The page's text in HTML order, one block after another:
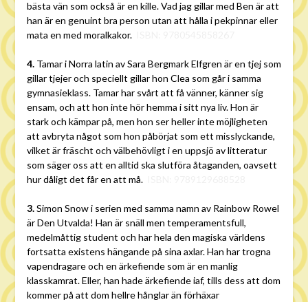
bästa vän som också är en kille. Vad jag gillar med Ben är att
han är en genuint bra person utan att hålla i pekpinnar eller
mata en med moralkakor.
4. Tamar i Norra latin av Sara Bergmark Elfgren är en tjej som
gillar tjejer och speciellt gillar hon Clea som går i samma
gymnasieklass. Tamar har svårt att få vänner, känner sig
ensam, och att hon inte hör hemma i sitt nya liv. Hon är
stark och kämpar på, men hon ser heller inte möjligheten
att avbryta något som hon påbörjat som ett misslyckande,
vilket är fräscht och välbehövligt i en uppsjö av litteratur
som säger oss att en alltid ska slutföra åtaganden, oavsett
hur dåligt det får en att må.
3.Simon Snow i serien med samma namn av Rainbow Rowel
är Den Utvalda! Han är snäll men temperamentsfull,
medelmåttig student och har hela den magiska världens
fortsatta existens hängande på sina axlar. Han har trogna
vapendragare och en ärkefiende som är en manlig
klasskamrat. Eller, han hade ärkefiende iaf, tills dess att dom
kommer på att dom hellre hånglar än förhäxar